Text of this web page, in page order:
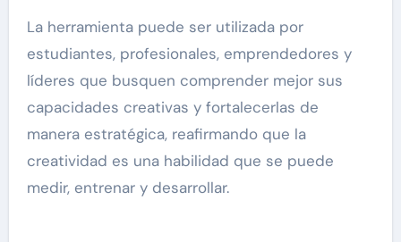
La herramienta puede ser utilizada por
estudiantes, profesionales, emprendedores y
líderes que busquen comprender mejor sus
capacidades creativas y fortalecerlas de
manera estratégica, reafirmando que la
creatividad es una habilidad que se puede
medir, entrenar y desarrollar.